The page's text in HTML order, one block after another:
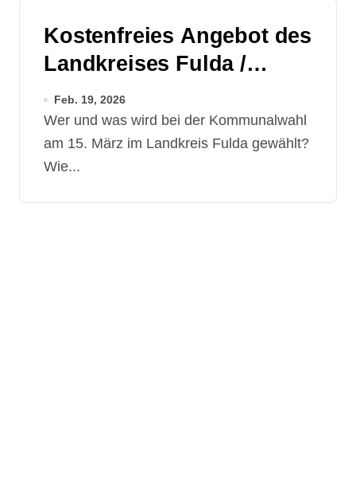
Kostenfreies Angebot des
Landkreises Fulda /
Veranstaltungen in
Neuhof und Hofbieber
Feb. 19, 2026
Wer und was wird bei der Kommunalwahl
am 15. März im Landkreis Fulda gewählt?
Wie...